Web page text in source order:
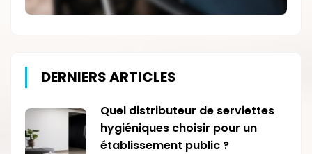
DERNIERS ARTICLES
Quel distributeur de serviettes
hygiéniques choisir pour un
établissement public ?